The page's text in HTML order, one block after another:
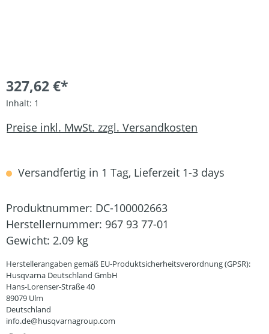
327,62 €*
Inhalt: 1
Preise inkl. MwSt. zzgl. Versandkosten
Versandfertig in 1 Tag, Lieferzeit 1-3 days
Produktnummer: DC-100002663
Herstellernummer: 967 93 77-01
Gewicht: 2.09 kg
Herstellerangaben gemäß EU-Produktsicherheitsverordnung (GPSR):
Husqvarna Deutschland GmbH
Hans-Lorenser-Straße 40
89079 Ulm
Deutschland
info.de@husqvarnagroup.com